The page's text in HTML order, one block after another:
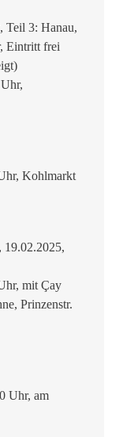
Teil 3: Hanau,
Eintritt frei
Kohlmarkt
19.02.2025,
mit Çay
Prinzenstr.
Uhr, am